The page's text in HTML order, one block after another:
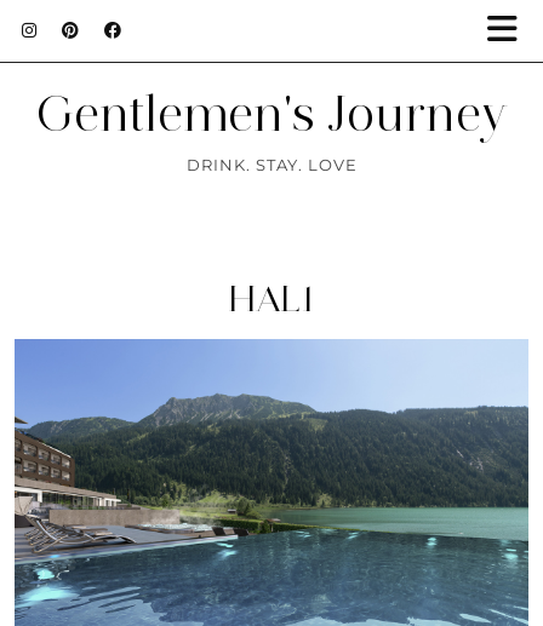
Gentlemen's Journey
DRINK. STAY. LOVE
HAL1